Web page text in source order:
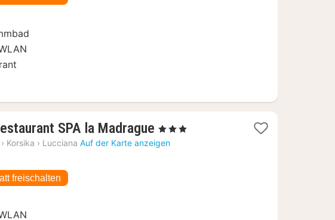
€
SPA la Madrague 1
Nacht
, 3 Sterne
› Korsika › Lucciana Auf der Karte anzeigen
freischalten